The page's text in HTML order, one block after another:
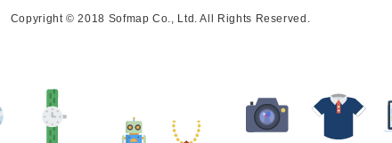
Copyright © 2018 Sofmap Co., Ltd. All Rights Reserved.